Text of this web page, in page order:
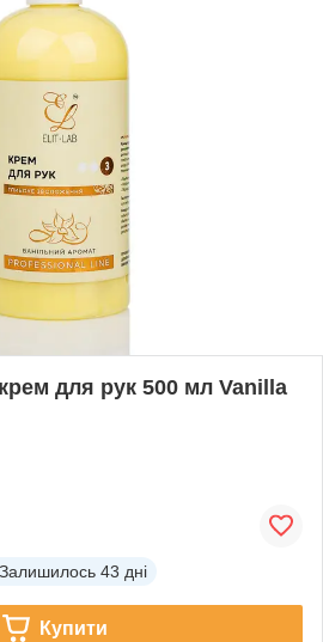
для рук 500 мл Vanilla
Залишилось 43 дні
Купити